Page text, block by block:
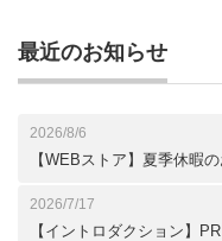
最近のお知らせ
2026/8/6
【WEBストア】夏季休暇
2026/7/17
【イントロダクション】